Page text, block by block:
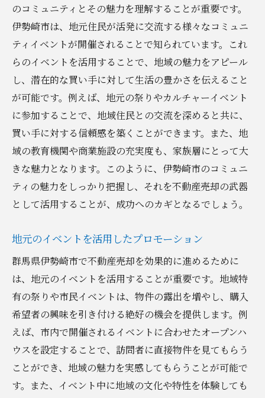
のコミュニティとその魅力を理解することが重要です。
伊勢崎市は、地元住民が活発に交流する様々なコミュニ
ティイベントが開催されることで知られています。これ
らのイベントを活用することで、地域の魅力をアピール
し、潜在的な買い手に対して生活の豊かさを伝えること
が可能です。例えば、地元の祭りやカルチャーイベント
に参加することで、地域住民との交流を深めると共に、
買い手に対する信頼感を築くことができます。また、地
域の教育機関や商業施設の充実度も、家族層にとって大
きな魅力となります。このように、伊勢崎市のコミュニ
ティの魅力をしっかり把握し、それを不動産売却の武器
として活用することが、成功へのカギとなるでしょう。
地元のイベントを活用したプロモーション
群馬県伊勢崎市で不動産売却を効果的に進めるために
は、地元のイベントを活用することが重要です。地域特
有の祭りや市民イベントは、物件の露出を増やし、購入
希望者の興味を引き付ける絶好の機会を提供します。例
えば、市内で開催されるイベントに合わせたオープンハ
ウスを設定することで、訪問者に直接物件を見てもらう
ことができ、地域の魅力を実感してもらうことが可能で
す。また、イベント中に地域の文化や特性を体験しても